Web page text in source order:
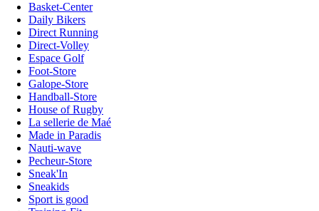
Basket-Center
Daily Bikers
Direct Running
Direct-Volley
Espace Golf
Foot-Store
Galope-Store
Handball-Store
House of Rugby
La sellerie de Maé
Made in Paradis
Nauti-wave
Pecheur-Store
Sneak'In
Sneakids
Sport is good